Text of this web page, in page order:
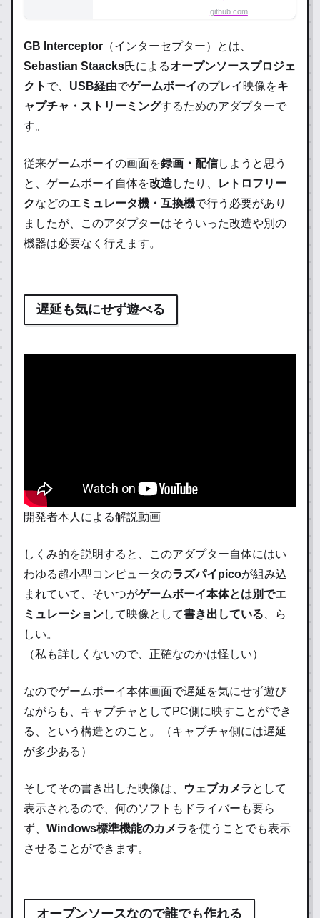
Boy.
github.com
GB Interceptor （インターセプター）とは、
Sebastian Staacks氏によるオープンソースプロジェ
クト で、 USB経由でゲームボーイのプレイ映像をキ
ャプチャ・ストリーミングするためのアダプターで
す。
従来ゲームボーイの画面を録画・配信しようと思う
と、ゲームボーイ自体を改造したり、
レトロフリー
クなどのエミュレータ機・互換機で行う必要があり
ましたが、このアダプターはそういった改造や別の
機器は必要なく行えます。
遅延も気にせず遊べる
開発者本人による解説動画
しくみ的を説明すると、このアダプター自体にはい
わゆる超小型コンピュータのラズパイpicoが組み込
まれていて、そいつがゲームボーイ本体とは別でエ
ミュレーションして映像として書き出している 、ら
しい。
（私も詳しくないので、正確なのかは怪しい）
なのでゲームボーイ本体画面で遅延を気にせず遊び
ながらも、キャプチャとしてPC側に映すことができ
る、という構造とのこと。（キャプチャ側には遅延
が多少ある）
そしてその書き出した映像は、 ウェブカメラ として
表示されるので、何のソフトもドライバーも要ら
ず、 Windows標準機能のカメラ を使うことでも表示
させることができます。
オープンソースなので誰でも作れる